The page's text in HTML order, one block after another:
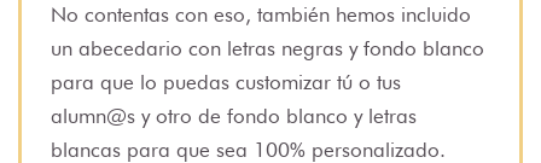
No contentas con eso, también hemos incluido
un abecedario con letras negras y fondo blanco
para que lo puedas customizar tú o tus
alumn@s y otro de fondo blanco y letras
blancas para que sea 100% personalizado.